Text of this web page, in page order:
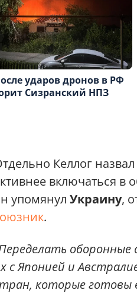
ударов дронов в РФ
Сизранский НПЗ
Келлог назвал
включаться в
упомянул Украину,
.
с Японией и
которые готовы